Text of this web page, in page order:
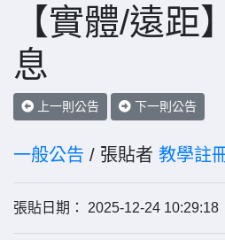
【實體/遠距
息
上一則公告 下一則公告
一般公告 / 張貼者 教學註
張貼日期： 2025-12-24